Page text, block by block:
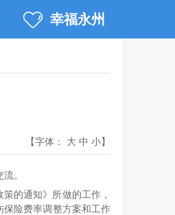
幸福永州
【字体： 大 中 小】
。
的通知》所做的工作，
保险费率调整方案和工作